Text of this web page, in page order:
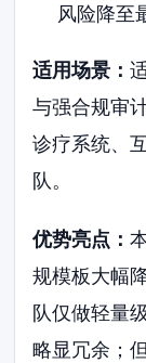
风险降至
适用场景：
与强合规审
诊疗系统、
队。
优势亮点：
规模板大幅
队仅做轻量
略显冗余；